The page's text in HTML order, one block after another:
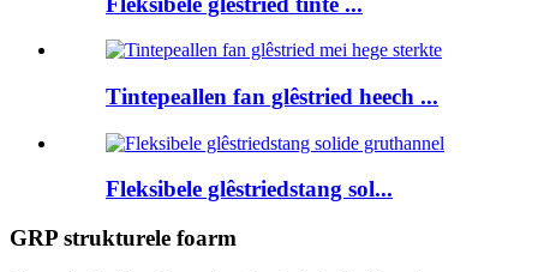
Tintepeallen fan glêstried heech ...
Fleksibele glêstriedstang sol...
GRP strukturele foarm